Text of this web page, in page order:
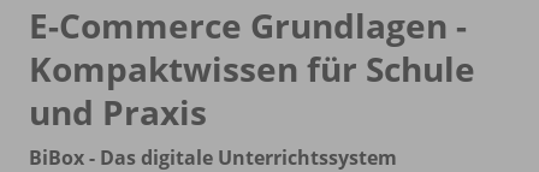
E-Commerce Grundlagen -
Kompaktwissen für Schule
und Praxis
BiBox - Das digitale Unterrichtssystem